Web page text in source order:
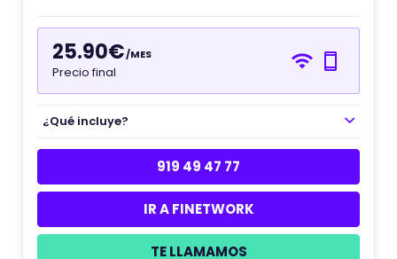
25.90€/MES
Precio final
¿Qué incluye?
919 49 47 77
IR A FINETWORK
TE LLAMAMOS